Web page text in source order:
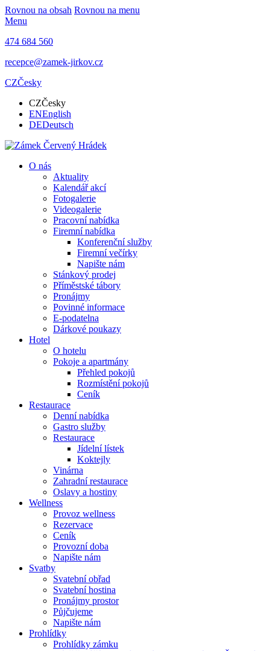
Rovnou na obsah Rovnou na menu
Menu
474 684 560
recepce@zamek-jirkov.cz
CZČesky
CZČesky
ENEnglish
DEDeutsch
O nás
Aktuality
Kalendář akcí
Fotogalerie
Videogalerie
Pracovní nabídka
Firemní nabídka
Konferenční služby
Firemní večírky
Napište nám
Stánkový prodej
Příměstské tábory
Pronájmy
Povinné informace
E-podatelna
Dárkové poukazy
Hotel
O hotelu
Pokoje a apartmány
Přehled pokojů
Rozmístění pokojů
Ceník
Restaurace
Denní nabídka
Gastro služby
Restaurace
Jídelní lístek
Koktejly
Vinárna
Zahradní restaurace
Oslavy a hostiny
Wellness
Provoz wellness
Rezervace
Ceník
Provozní doba
Napište nám
Svatby
Svatební obřad
Svatební hostina
Pronájmy prostor
Půjčujeme
Napište nám
Prohlídky
Prohlídky zámku